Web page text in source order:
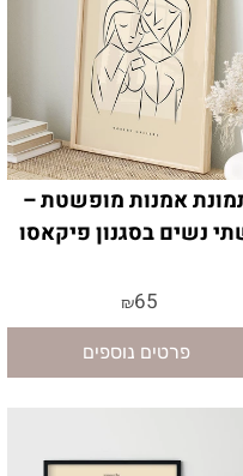
אמנות מופשטת –
נשים בסגנון פיקאסו
₪65
פרטים נוספים